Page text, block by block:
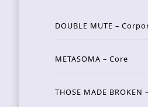
DOUBLE MUTE –
METASOMA – Core
THOSE MADE